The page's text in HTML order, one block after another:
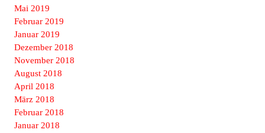
Mai 2019
Februar 2019
Januar 2019
Dezember 2018
November 2018
August 2018
April 2018
März 2018
Februar 2018
Januar 2018